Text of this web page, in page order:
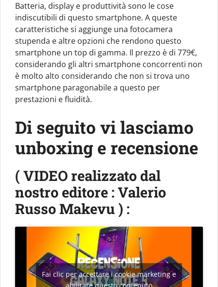
Batteria, display e produttività sono le cose
indiscutibili di questo smartphone. A queste
caratteristiche si aggiunge una fotocamera
stupenda e altre opzioni che rendono questo
smartphone un top di gamma. Il prezzo è di 779€,
considerando gli altri smartphone concorrenti non
è molto alto considerando che non si trova uno
smartphone paragonabile a questo per
prestazioni e fluidità.
Di seguito vi lasciamo
unboxing e recensione
( VIDEO realizzato dal
nostro editore : Valerio
Russo Makevu ) :
Fai clic per accettare i cookie marketing e